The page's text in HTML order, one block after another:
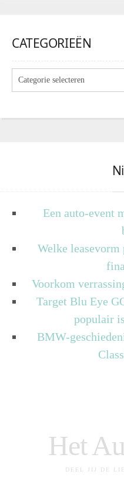
CATEGORIEËN
Een auto-event
Welke
Voorkom
Target Blu Eye
populair
BMW-
Het
DEEL JIJ DE